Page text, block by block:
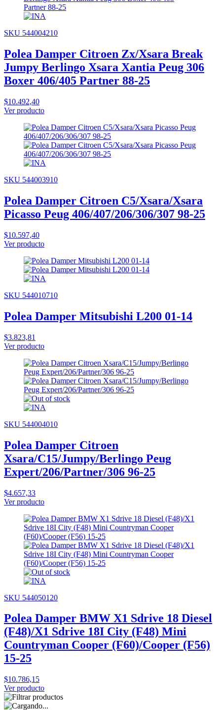
SKU 544004210
Polea Damper Citroen Zx/Xsara Break
Jumpy Berlingo Xsara Xantia Peug 306
Boxer 406/405 Partner 88-25
$10.492,40
Ver producto
SKU 544003910
Polea Damper Citroen C5/Xsara/Xsara
Picasso Peug 406/407/206/306/307 98-25
$10.597,40
Ver producto
SKU 544010710
Polea Damper Mitsubishi L200 01-14
$3.823,81
Ver producto
SKU 544004010
Polea Damper Citroen
Xsara/C15/Jumpy/Berlingo Peug
Expert/206/Partner/306 96-25
$4.657,33
Ver producto
SKU 544050120
Polea Damper BMW X1 Sdrive 18 Diesel
(F48)/X1 Sdrive 18I City (F48) Mini
Countryman Cooper (F60)/Cooper (F56)
15-25
$10.786,15
Ver producto